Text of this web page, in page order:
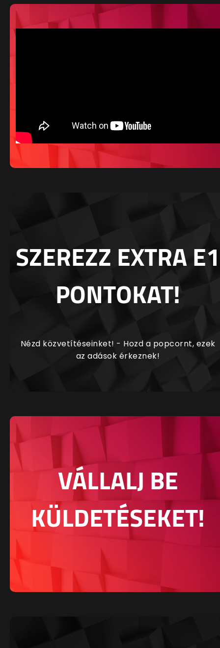
SZEREZZ EXTRA E1
PONTOKAT!
Nézd közvetítéseinket! - Hozd a popcornt, ezek
az adások érkeznek!
VÁLLALJ BE
KÜLDETÉSEKET!